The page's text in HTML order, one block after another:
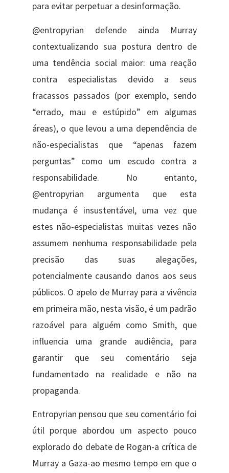
para evitar perpetuar a desinformação.
@entropyrian defende ainda Murray
contextualizando sua postura dentro de
uma tendência social maior: uma reação
contra especialistas devido a seus
fracassos passados (por exemplo, sendo
“errado, mau e estúpido” em algumas
áreas), o que levou a uma dependência de
não-especialistas que “apenas fazem
perguntas” como um escudo contra a
responsabilidade. No entanto,
@entropyrian argumenta que esta
mudança é insustentável, uma vez que
estes não-especialistas muitas vezes não
assumem nenhuma responsabilidade pela
precisão das suas alegações,
potencialmente causando danos aos seus
públicos. O apelo de Murray para a vivência
em primeira mão, nesta visão, é um padrão
razoável para alguém como Smith, que
influencia uma grande audiência, para
garantir que seu comentário seja
fundamentado na realidade e não na
propaganda.
Entropyrian pensou que seu comentário foi
útil porque abordou um aspecto pouco
explorado do debate de Rogan-a crítica de
Murray a Gaza-ao mesmo tempo em que o